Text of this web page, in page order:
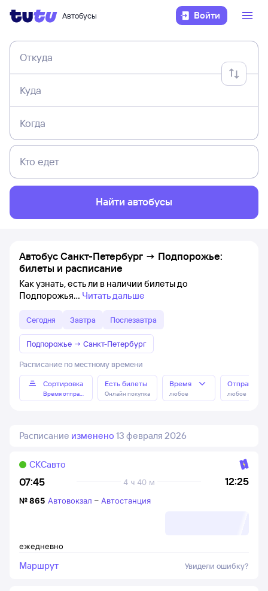
Автобусы Войти
Откуда
Куда
Когда
Кто едет
Найти автобусы
Автобус Санкт-Петербург → Подпорожье:
билеты и расписание
Как узнать, есть ли в наличии билеты до
Подпорожья
Читать дальше
Сегодня Завтра Послезавтра
Подпорожье → Санкт-Петербург
Расписание по местному времени
Сортировка
Время отправления
Есть билеты
Онлайн покупка
Время
любое любое
Расписание изменено 13 февраля 2026
07:45 12:25
4 ч 40 м
СКСавто
ежедневно
№865 Автовокзал – Автостанция
Маршрут Увидели ошибку?